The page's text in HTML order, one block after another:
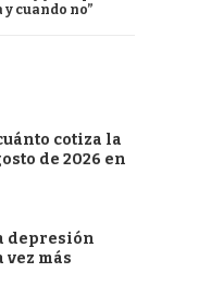
cuando no”
cotiza la
de 2026 en
depresión
más